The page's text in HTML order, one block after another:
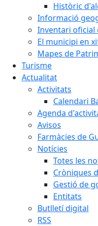
Històric
Informació
Inventari oficial
El municipi en
Mapes de
Turisme
Actualitat
Activitats
Calendari
Agenda
Avisos
Farmàcies de
Notícies
Totes les
Cròniques
Gestió de
Entitats
Butlletí digital
RSS